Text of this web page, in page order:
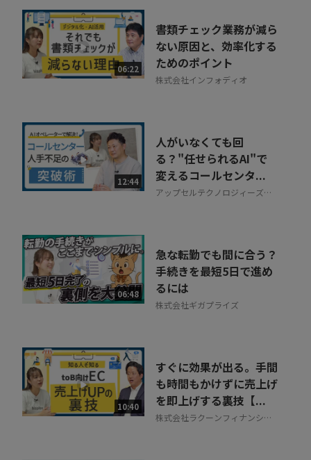
06:22
書類チェック業務が減ら
ない原因と、効率化する
ためのポイント
株式会社インフォディオ
12:44
人がいなくても回
る？"任せられるAI"で
変えるコールセンタ...
アップセルテクノロジィーズ株
06:48
急な転勤でも間に合う？
手続きを最短5日で進め
るには
株式会社ギガプライズ
10:40
すぐに効果が出る。手間
も時間もかけずに売上げ
を即上げする裏技【...
株式会社ラクーンフィナンシャ